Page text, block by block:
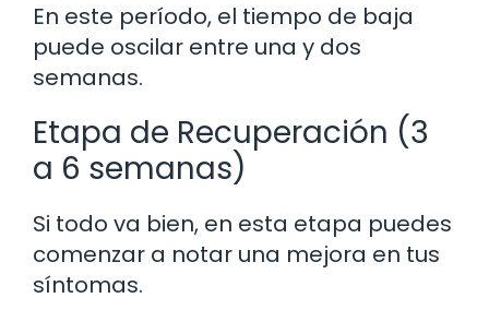
En este período, el tiempo de baja
puede oscilar entre una y dos
semanas.
Etapa de Recuperación (3
a 6 semanas)
Si todo va bien, en esta etapa puedes
comenzar a notar una mejora en tus
síntomas.